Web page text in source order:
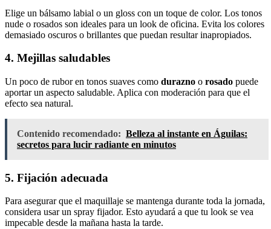
Elige un bálsamo labial o un gloss con un toque de color. Los tonos
nude o rosados son ideales para un look de oficina. Evita los colores
demasiado oscuros o brillantes que puedan resultar inapropiados.
4. Mejillas saludables
Un poco de rubor en tonos suaves como durazno o rosado puede
aportar un aspecto saludable. Aplica con moderación para que el
efecto sea natural.
Contenido recomendado: Belleza al instante en Águilas:
secretos para lucir radiante en minutos
5. Fijación adecuada
Para asegurar que el maquillaje se mantenga durante toda la jornada,
considera usar un spray fijador. Esto ayudará a que tu look se vea
impecable desde la mañana hasta la tarde.